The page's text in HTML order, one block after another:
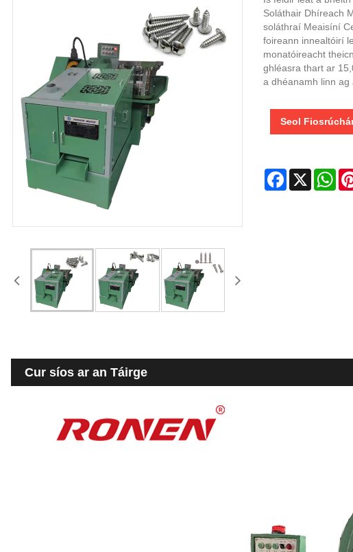
Soláthair Dhíreach
soláthraí Meaisíní
foireann innealtóirí
monatóireacht
ghléasra thart ar
a dhéanamh linn ag
Seol
Facebook
X
Cur síos ar an Táirge